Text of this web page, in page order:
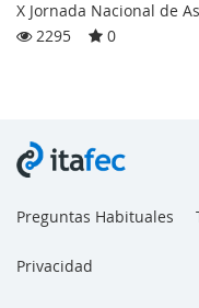
X Jornada Nacional de
2295
0
Preguntas Habituales
Privacidad